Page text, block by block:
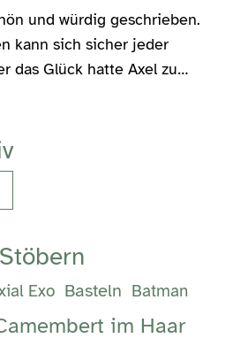
und würdig geschrieben.
kann sich sicher jeder
das Glück hatte Axel zu…
Exo Basteln Batman
im Haar